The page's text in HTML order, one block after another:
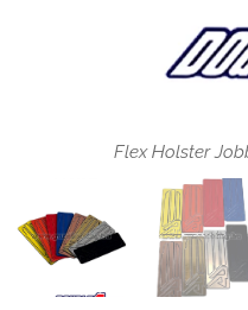
Flex Holster
Flex Holster